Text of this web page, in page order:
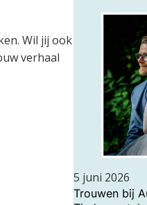
Wil jij ook
verhaal
5 juni 2026
Trouwen bij